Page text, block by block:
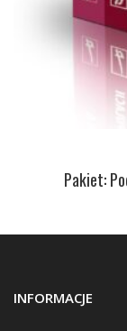
Pakiet:
INFORMACJE